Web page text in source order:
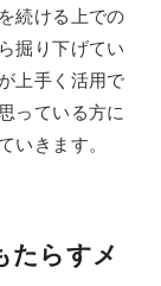
続ける上での
掘り下げてい
上手く活用で
っている方に
いきます。
たらすメ